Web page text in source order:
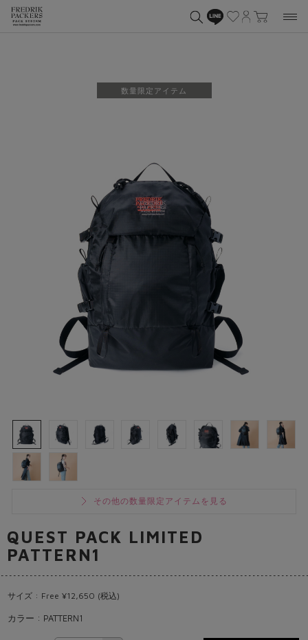
数量限定アイテム
その他の数量限定アイテムを見る
QUEST PACK LIMITED
PATTERN1
サイズ : Free ¥12,650 (税込)
カラー : PATTERN1